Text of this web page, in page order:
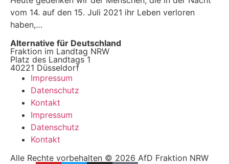
vom 14. auf den 15. Juli 2021 ihr Leben verloren
haben,…
Alternative für Deutschland
Fraktion im Landtag NRW
Platz des Landtags 1
40221 Düsseldorf
Impressum
Datenschutz
Kontakt
Impressum
Datenschutz
Kontakt
Alle Rechte vorbehalten © 2026 AfD Fraktion NRW